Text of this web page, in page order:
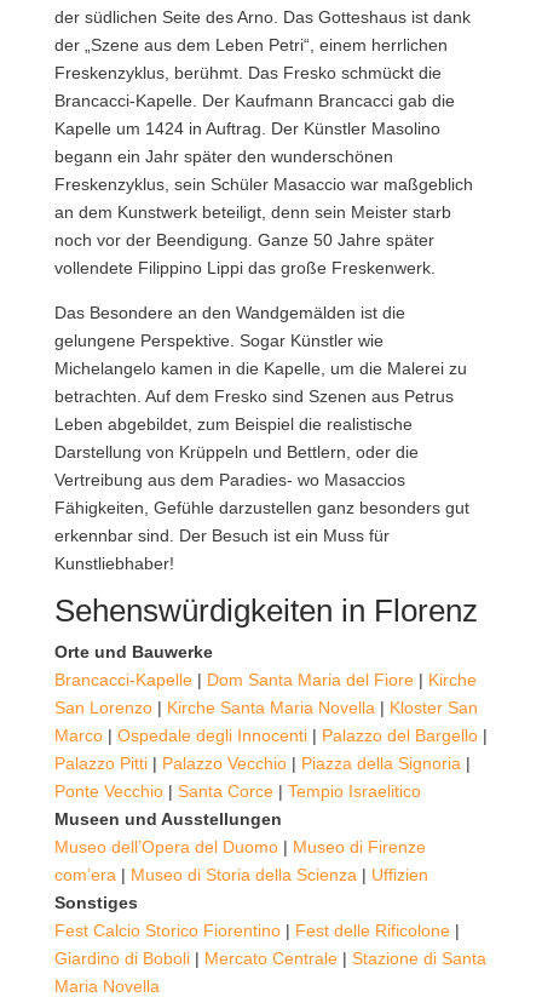
der südlichen Seite des Arno. Das Gotteshaus ist dank
der „Szene aus dem Leben Petri“, einem herrlichen
Freskenzyklus, berühmt. Das Fresko schmückt die
Brancacci-Kapelle. Der Kaufmann Brancacci gab die
Kapelle um 1424 in Auftrag. Der Künstler Masolino
begann ein Jahr später den wunderschönen
Freskenzyklus, sein Schüler Masaccio war maßgeblich
an dem Kunstwerk beteiligt, denn sein Meister starb
noch vor der Beendigung. Ganze 50 Jahre später
vollendete Filippino Lippi das große Freskenwerk.
Das Besondere an den Wandgemälden ist die
gelungene Perspektive. Sogar Künstler wie
Michelangelo kamen in die Kapelle, um die Malerei zu
betrachten. Auf dem Fresko sind Szenen aus Petrus
Leben abgebildet, zum Beispiel die realistische
Darstellung von Krüppeln und Bettlern, oder die
Vertreibung aus dem Paradies- wo Masaccios
Fähigkeiten, Gefühle darzustellen ganz besonders gut
erkennbar sind. Der Besuch ist ein Muss für
Kunstliebhaber!
Sehenswürdigkeiten in Florenz
Orte und Bauwerke
Brancacci-Kapelle| Dom Santa Maria del Fiore| Kirche
San Lorenzo| Kirche Santa Maria Novella | Kloster San
Marco| Ospedale degli Innocenti| Palazzo del Bargello|
Palazzo Pitti| Palazzo Vecchio| Piazza della Signoria |
Ponte Vecchio| Santa Corce| Tempio Israelitico
Museen und Ausstellungen
Museo dell’Opera del Duomo| Museo di Firenze
com’era | Museo di Storia della Scienza | Uffizien
Sonstiges
Fest Calcio Storico Fiorentino| Fest delle Rificolone|
Giardino di Boboli| Mercato Centrale| Stazione di Santa
Maria Novella